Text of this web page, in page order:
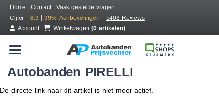
Home Contact
Vaak gestelde vragen
Cijfer
8.9 | 99% Aanbevelingen
5403 Reviews
Account
Winkelwagen (0 artikelen)
Autobanden PIRELLI
De directe link naar dit artikel is niet meer actief.